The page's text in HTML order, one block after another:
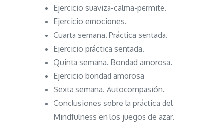
Ejercicio suaviza-calma-permite.
Ejercicio emociones.
Cuarta semana. Práctica sentada.
Ejercicio práctica sentada.
Quinta semana. Bondad amorosa.
Ejercicio bondad amorosa.
Sexta semana. Autocompasión.
Conclusiones sobre la práctica del
Mindfulness en los juegos de azar.